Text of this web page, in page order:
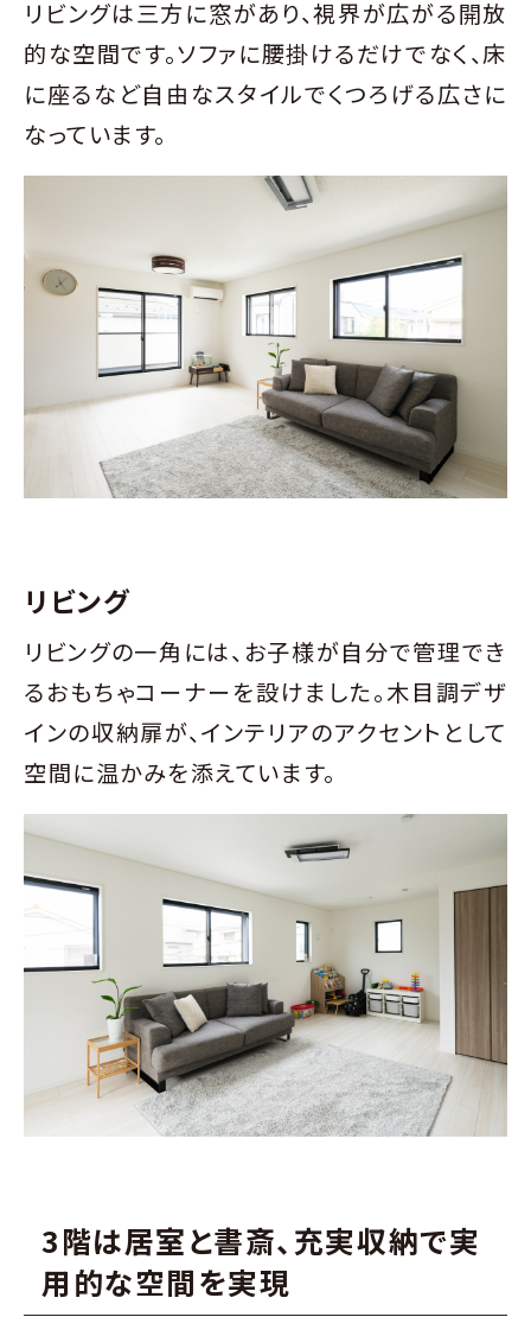
リビングは三方に窓があり、視界が広がる開放
的な空間です。ソファに腰掛けるだけでなく、床
に座るなど自由なスタイルでくつろげる広さに
なっています。
リビング
リビングの一角には、お子様が自分で管理でき
るおもちゃコーナーを設けました。木目調デザ
インの収納扉が、インテリアのアクセントとして
空間に温かみを添えています。
3階は居室と書斎、充実収納で実
用的な空間を実現